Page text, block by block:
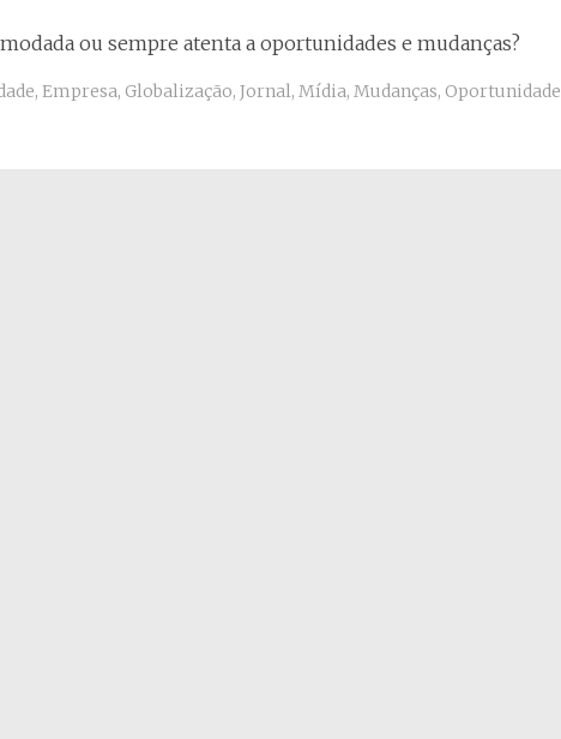
ou sempre atenta a oportunidades e mudanças?
, Empresa, Globalização, Jornal, Mídia, Mudanças, Oportunidade